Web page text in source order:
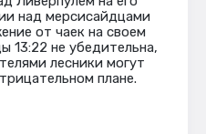
над мерсисайдцами
от чаек на своем
13:22 не убедительна,
лесники могут
плане.